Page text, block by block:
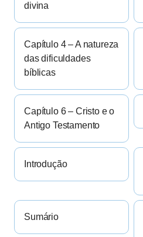
divina
Capítulo 4 – A natureza
das dificuldades
bíblicas
Capítulo 6 – Cristo e o
Antigo Testamento
Introdução
Sumário